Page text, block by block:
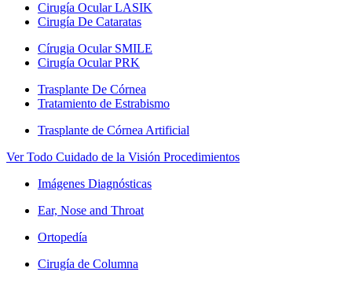
Cirugía Ocular LASIK
Cirugía De Cataratas
Círugia Ocular SMILE
Cirugía Ocular PRK
Trasplante De Córnea
Tratamiento de Estrabismo
Trasplante de Córnea Artificial
Ver Todo Cuidado de la Visión Procedimientos
Imágenes Diagnósticas
Ear, Nose and Throat
Ortopedía
Cirugía de Columna